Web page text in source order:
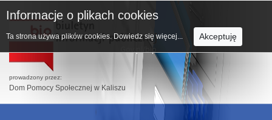
prowadzony przez:
Dom Pomocy Społecznej w Kaliszu
Informacje o plikach cookies
Ta strona używa plików cookies. Dowiedz się więcej... Akceptuję